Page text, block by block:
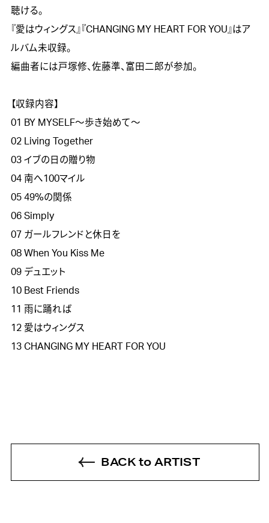
聴ける。
『愛はウィングス』『CHANGING MY HEART FOR YOU』はア
ルバム未収録。
編曲者には戸塚修、佐藤準、富田二郎が参加。
【収録内容】
01 BY MYSELF～歩き始めて～
02 Living Together
03 イブの日の贈り物
04 南へ100マイル
05 49%の関係
06 Simply
07 ガールフレンドと休日を
08 When You Kiss Me
09 デュエット
10 Best Friends
11 雨に踊れば
12 愛はウィングス
13 CHANGING MY HEART FOR YOU
BACK to ARTIST